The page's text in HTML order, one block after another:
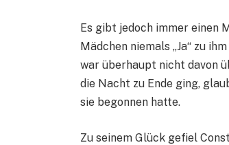
Es gibt jedoch immer einen
Mädchen niemals „Ja“ zu
war überhaupt nicht davon
die Nacht zu Ende ging,
sie begonnen hatte.
Zu seinem Glück gefiel